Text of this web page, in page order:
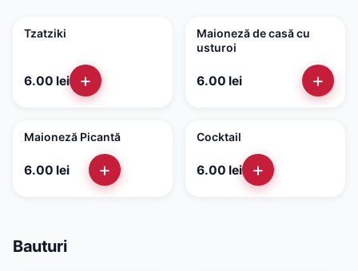
Tzatziki
6.00 lei +
Maioneză de casă cu
usturoi
6.00 lei +
Maioneză Picantă
6.00 lei +
Cocktail
6.00 lei +
Bauturi